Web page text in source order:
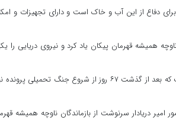
دفاع از این آب و خاک است و دارای تجهیزات و
وی تصریح کرد: یکی از مهمترین افتخارات نیروی دریایی این است که بعد از
دریادار سرنوشت از بازماندگان ناوچه همیشه